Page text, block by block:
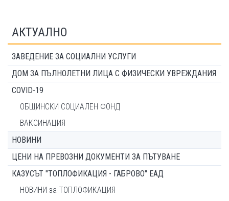
АКТУАЛНО
ЗАВЕДЕНИЕ ЗА СОЦИАЛНИ УСЛУГИ
ДОМ ЗА ПЪЛНОЛЕТНИ ЛИЦА С ФИЗИЧЕСКИ УВРЕЖДАНИЯ
COVID-19
ОБЩИНСКИ СОЦИАЛЕН ФОНД
ВАКСИНАЦИЯ
НОВИНИ
ЦЕНИ НА ПРЕВОЗНИ ДОКУМЕНТИ ЗА ПЪТУВАНЕ
КАЗУСЪТ "ТОПЛОФИКАЦИЯ - ГАБРОВО" ЕАД
НОВИНИ за ТОПЛОФИКАЦИЯ